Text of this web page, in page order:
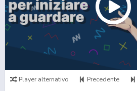
Player alternativo Precedente